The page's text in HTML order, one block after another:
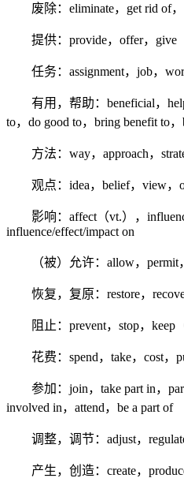
废除：eliminate，get rid of，
提供：provide，offer，give
任务：assignment，job，
有用，帮助：beneficial，
to，do good to，bring benefit to
方法：way，approach，
观点：idea，belief，view，
影响：affect（vt.），
influence/effect/impact on
（被）允许：allow，permit，
恢复，复原：restore，
阻止：prevent，stop，keep（
花费：spend，take，cost，
参加：join，take part in，
involved in，attend，be a part of
调整，调节：adjust，
产生，创造：create，produce